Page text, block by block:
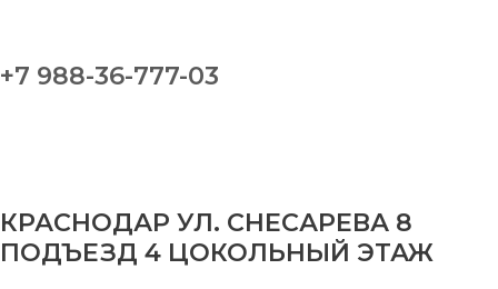
+7 988-36-777-03
КРАСНОДАР УЛ. СНЕСАРЕВА 8
ПОДЪЕЗД 4 ЦОКОЛЬНЫЙ ЭТАЖ